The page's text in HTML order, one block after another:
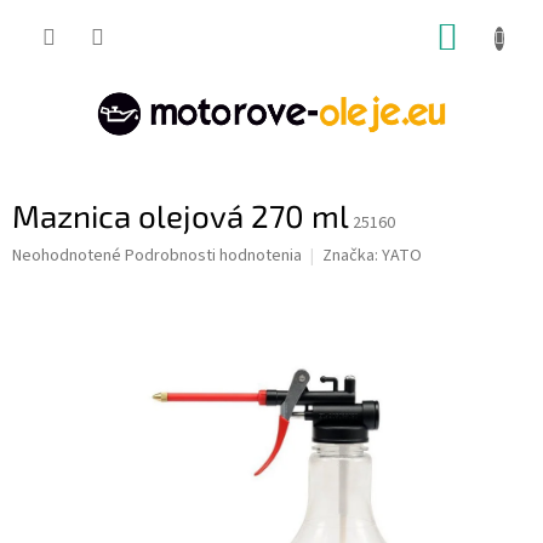
Maznica olejová 270 ml 25160
Priemerné
Neohodnotené Podrobnosti hodnotenia Značka: YATO